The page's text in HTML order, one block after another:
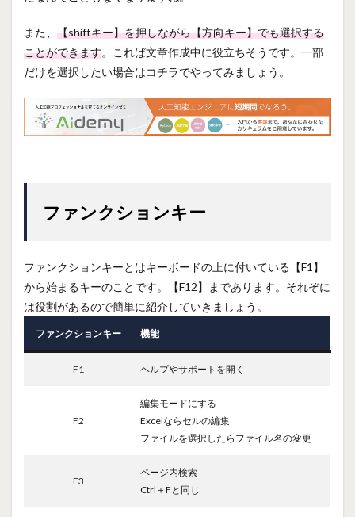
また、 【shiftキー】を押しながら【方向キー】でも選択する
ことができます。これば文章作成中に役立ちそうです。一部
だけを選択したい場合はコチラでやってみましょう。
ファンクションキー
ファンクションキーとはキーボードの上に付いている【F1】
から始まるキーのことです。【F12】まであります。それぞに
は役割があるので簡単に紹介していきましょう。
ファンクションキー 機能
F1 ヘルプやサポートを開く
F2
編集モードにする
Excelならセルの編集
ファイルを選択したらファイル名の変更
F3
ページ内検索
Ctrl＋Fと同じ